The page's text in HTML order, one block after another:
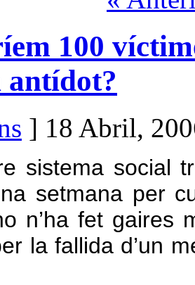
100
antídot?
] 18 Abril,
sistema social
setmana per
n’ha fet gaires
la fallida d’un